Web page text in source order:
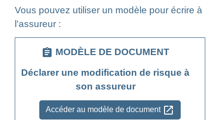
Vous pouvez utiliser un modèle pour écrire à
l'assureur :
assignment MODÈLE DE DOCUMENT
Déclarer une modification de risque à
son assureur
Accéder au modèle de document open_in_new